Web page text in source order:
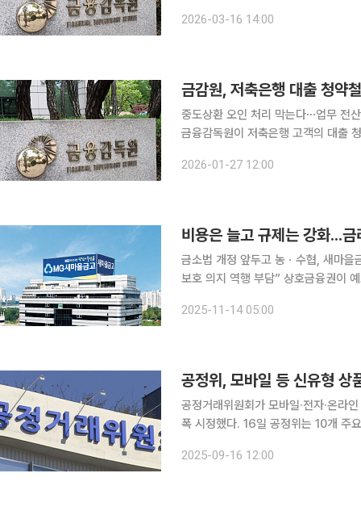
2026-03-16 14:00
금감원, 저축은행 대출 청약
중도상환 오인 처리 막는다⋯업무 전
금융감독원이 저축은행 고객의 대출
선에 나섰다. 금감원은 27일
2026-01-27 12:00
비용은 늘고 규제는 강화...
금소법 개정 앞두고 농ㆍ수협, 새마을
보호 의지 역행 부담” 상호금융권이 예보료율 인상은 비용 증가로 이어진다. 상호금융권은 건전성이
할 수 있다. 그러나 금융당국과 정치
2025-11-14 05:00
공정위, 모바일 등 신유형
공정거래위원회가 모바일·전자·온라
폭 시정했다. 16일 공정위는 10개 주요 신유형 상품권 사업자의 이용약관을 심사해 환불 및 환불수
밝혔다. 해당 사업자들은 최근 환불
2025-09-16 12:00